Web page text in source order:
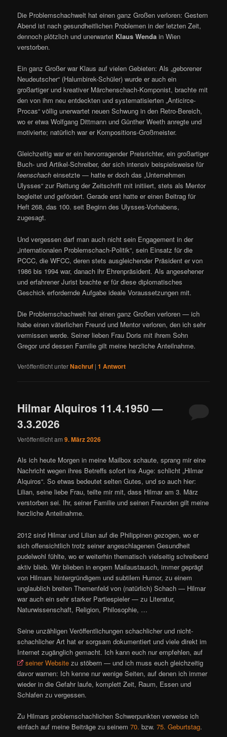
Die Problemschachwelt hat einen ganz Großen verloren: Gestern
Abend ist nach gesundheitlichen Problemen in der letzten Zeit,
dennoch plötzlich und unerwartet Klaus Wenda in Wien
verstorben.
Ein ganz Großer war Klaus auf vielen Gebieten: Als „geborener
Neudeutscher“ (Halumbirek-Schüler) wurde er auch ein
großartiger und kreativer Märchenschach-Komponist, brachte mit
den von ihm neu entdeckten und systematisierten „Anticirce-
Procas“ völlig unerwartet neuen Schwung in den Retro-Bereich,
wo er etwa Wolfgang Dittmann und Günther Weeth anregte und
motivierte; natürlich war er Kompositions-Großmeister.
Gleichzeitig war er ein hervorragender Preisrichter, ein großartiger
Buch- und Artikel-Schreiber, der sich intensiv beispielsweise für
feenschach einsetzte — hatte er doch das „Unternehmen
Ulysses“ zur Rettung der Zeitschrift mit initiiert, stets als Mentor
begleitet und gefördert. Gerade erst hatte er einen Beitrag für
Heft 268, das 100. seit Beginn des Ulysses-Vorhabens,
zugesagt.
Und vergessen darf man auch nicht sein Engagement in der
„internationalen Problemschach-Politik“, sein Einsatz für die
PCCC, die WFCC, deren stets ausgleichender Präsident er von
1986 bis 1994 war, danach ihr Ehrenpräsident. Als angesehener
und erfahrener Jurist brachte er für diese diplomatisches
Geschick erfordernde Aufgabe ideale Voraussetzungen mit.
Die Problemschachwelt hat einen ganz Großen verloren — ich
habe einen väterlichen Freund und Mentor verloren, den ich sehr
vermissen werde. Seiner lieben Frau Doris mit ihrem Sohn
Gregor und dessen Familie gilt meine herzliche Anteilnahme.
Veröffentlicht unterNachruf |1 Antwort
Hilmar Alquiros 11.4.1950 —
3.3.2026
Veröffentlicht am9. März 2026
Als ich heute Morgen in meine Mailbox schaute, sprang mir eine
Nachricht wegen ihres Betreffs sofort ins Auge: schlicht „Hilmar
Alquiros“. So etwas bedeutet selten Gutes, und so auch hier:
Lilian, seine liebe Frau, teilte mir mit, dass Hilmar am 3. März
verstorben sei. Ihr, seiner Familie und seinen Freunden gilt meine
herzliche Anteilnahme.
2012 sind Hilmar und Lilian auf die Philippinen gezogen, wo er
sich offensichtlich trotz seiner angeschlagenen Gesundheit
pudelwohl fühlte, wo er weiterhin thematisch vielseitig schreibend
aktiv blieb. Wir blieben in engem Mailaustausch, immer geprägt
von Hilmars hintergründigem und subtilem Humor, zu einem
unglaublich breiten Themenfeld von (natürlich) Schach — Hilmar
war auch ein sehr starker Partiespieler — zu Literatur,
Naturwissenschaft, Religion, Philosophie, …
Seine unzähligen Veröffentlichungen schachlicher und nicht-
schachlicher Art hat er sorgsam dokumentiert und viele direkt im
Internet zugänglich gemacht. Ich kann euch nur empfehlen, auf
seiner Website zu stöbern — und ich muss euch gleichzeitig
davor warnen: Ich kenne nur wenige Seiten, auf denen ich immer
wieder in die Gefahr laufe, komplett Zeit, Raum, Essen und
Schlafen zu vergessen.
Zu Hilmars problemschachlichen Schwerpunkten verweise ich
einfach auf meine Beiträge zu seinem70. bzw.75. Geburtstag.